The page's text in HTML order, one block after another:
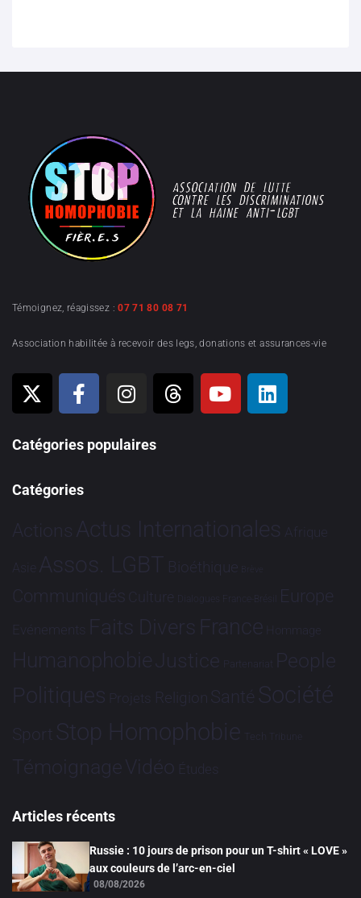
Témoignez, réagissez :07 71 80 08 71
Association habilitée à recevoir des legs, donations et assurances-vie
Catégories populaires
Catégories
Actions Actus Internationales Afrique
Asie Assos. LGBT Bioéthique Brève
Communiqués Culture Dialogues France-Brésil Europe
Evénements Faits Divers France Hommage
HumanophobieJustice Partenariat People
Politiques Projets Religion Santé Société
Sport Stop Homophobie Tech Tribune
TémoignageVidéo Études
Articles récents
Russie : 10 jours de prison pour un T-shirt « LOVE »
aux couleurs de l’arc-en-ciel
08/08/2026